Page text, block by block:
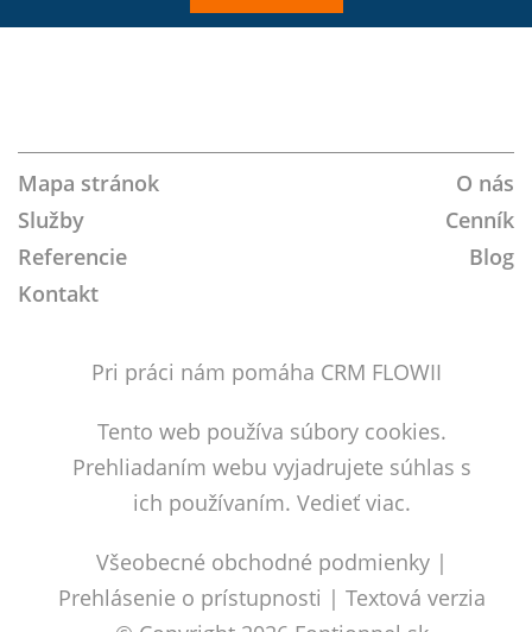
on
Google+!
on
Twitter!
on
Mapa stránok
O nás
Služby
Cenník
Referencie
Blog
Kontakt
Pri práci nám pomáha CRM FLOWII
Tento web používa súbory cookies.
Prehliadaním webu vyjadrujete súhlas s
ich používaním. Vedieť viac.
Všeobecné obchodné podmienky |
Prehlásenie o prístupnosti | Textová verzia